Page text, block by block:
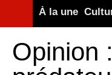
À la une
Opinion